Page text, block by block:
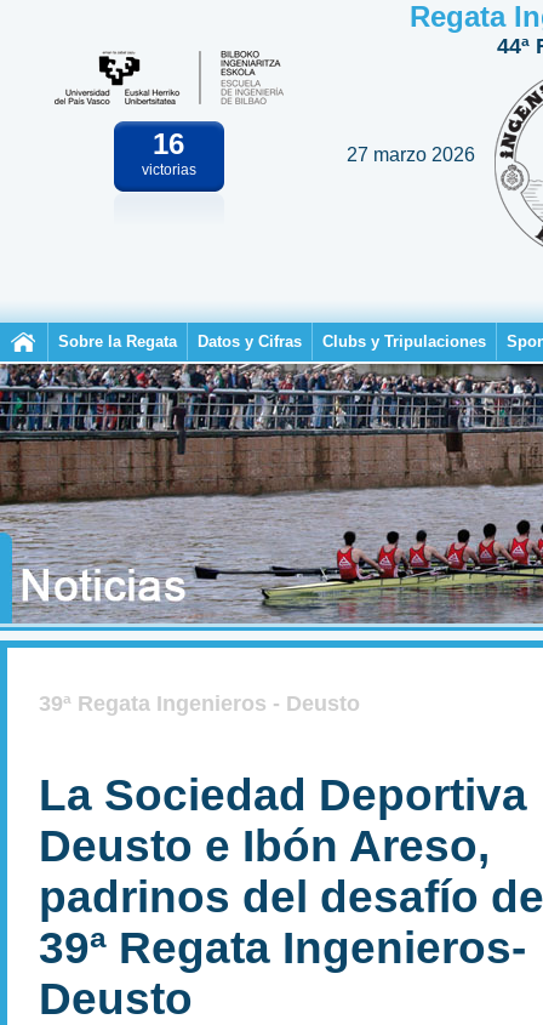
16
victorias
Regata
44ª
27 marzo 2026
Sobre la Regata Datos y Cifras Clubs y Tripulaciones
39ª Regata Ingenieros - Deusto
La Sociedad Deportiva
Deusto e Ibón Areso,
padrinos del desafío
39ª Regata Ingenieros-
Deusto